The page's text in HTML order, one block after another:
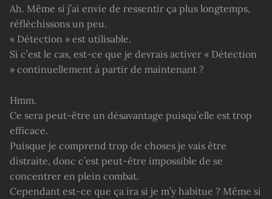
Ah. Même si j’ai envie de ressentir ça plus longtemps,
réfléchissons un peu.
« Détection » est utilisable.
Si c’est le cas, est-ce que je devrais activer « Détection
» continuellement à partir de maintenant ?
Hmm.
Ce sera peut-être un désavantage puisqu’elle est trop
efficace.
Puisque je comprend trop de choses je vais être
distraite, donc c’est peut-être impossible de se
concentrer en plein combat.
Cependant est-ce que ça ira si je m’y habitue ? Même si